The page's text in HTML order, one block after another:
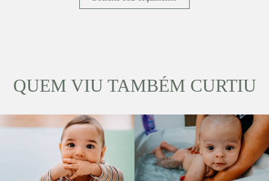
QUEM VIU TAMBÉM CURTIU